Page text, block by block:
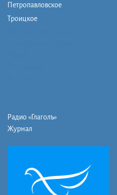
Петропавловское
Троицкое
Радио «Глаголъ»
Журнал